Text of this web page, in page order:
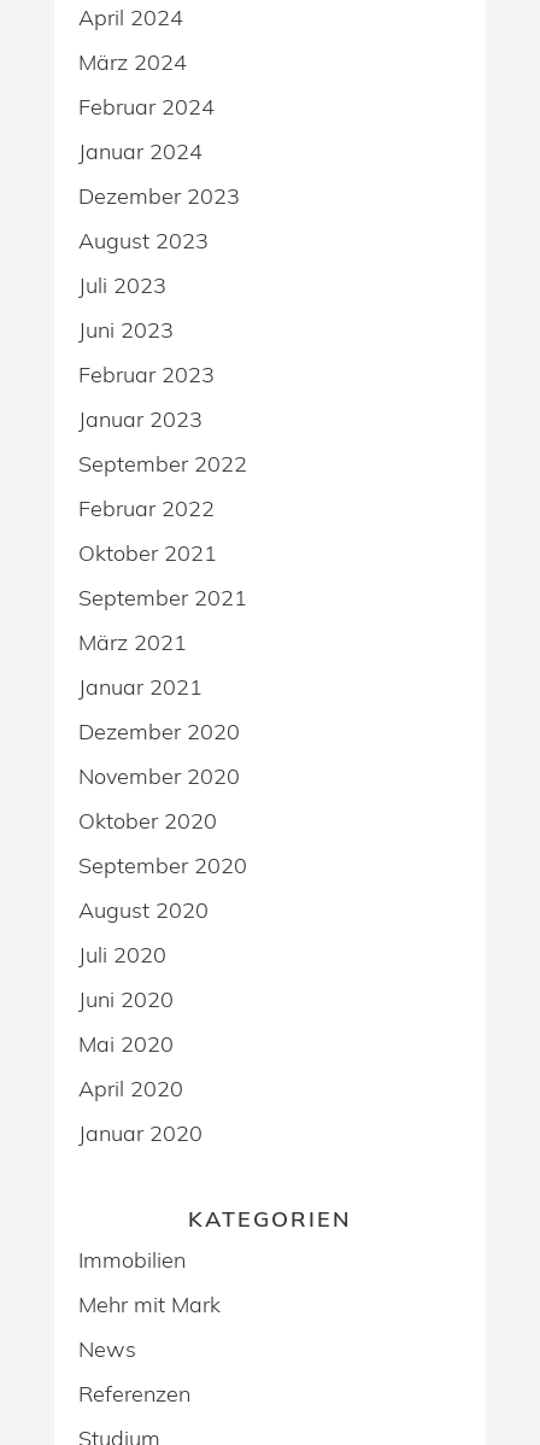
April 2024
März 2024
Februar 2024
Januar 2024
Dezember 2023
August 2023
Juli 2023
Juni 2023
Februar 2023
Januar 2023
September 2022
Februar 2022
Oktober 2021
September 2021
März 2021
Januar 2021
Dezember 2020
November 2020
Oktober 2020
September 2020
August 2020
Juli 2020
Juni 2020
Mai 2020
April 2020
Januar 2020
KATEGORIEN
Immobilien
Mehr mit Mark
News
Referenzen
Studium